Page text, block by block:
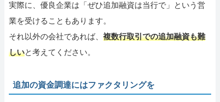
実際に、優良企業は「ぜひ追加融資は当行で」という営
業を受けることもあります。
それ以外の会社であれば、 複数行取引での追加融資も難
しいと考えてください。
追加の資金調達にはファクタリングを